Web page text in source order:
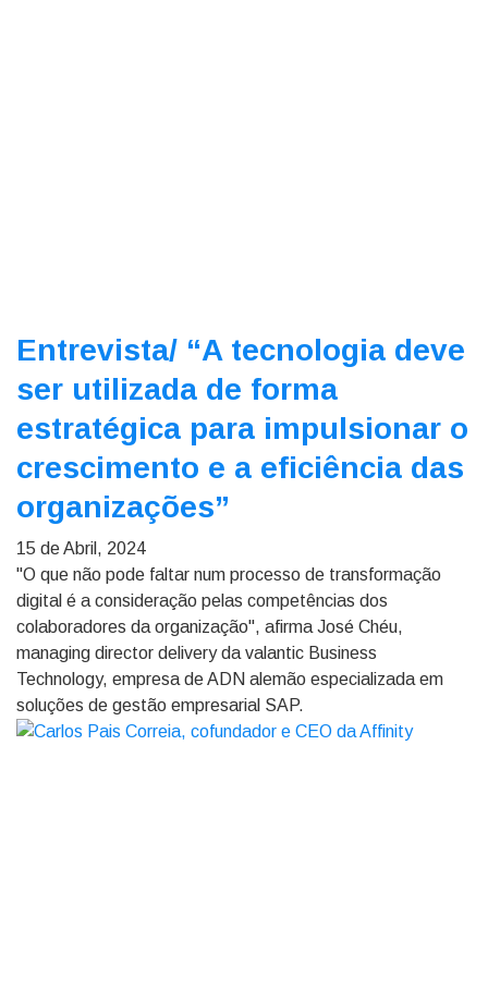
Entrevista/ “A tecnologia deve
ser utilizada de forma
estratégica para impulsionar o
crescimento e a eficiência das
organizações”
15 de Abril, 2024
"O que não pode faltar num processo de transformação
digital é a consideração pelas competências dos
colaboradores da organização", afirma José Chéu,
managing director delivery da valantic Business
Technology, empresa de ADN alemão especializada em
soluções de gestão empresarial SAP.